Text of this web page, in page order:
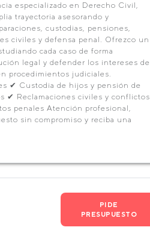
especializado en Derecho Civil,
trayectoria asesorando y
custodias, pensiones,
civiles y defensa penal. Ofrezco un
cada caso de forma
legal y defender los intereses de
procedimientos judiciales.
✔ Custodia de hijos y pensión de
✔ Reclamaciones civiles y conflictos
penales Atención profesional,
sin compromiso y reciba una
PIDE
PRESUPUESTO